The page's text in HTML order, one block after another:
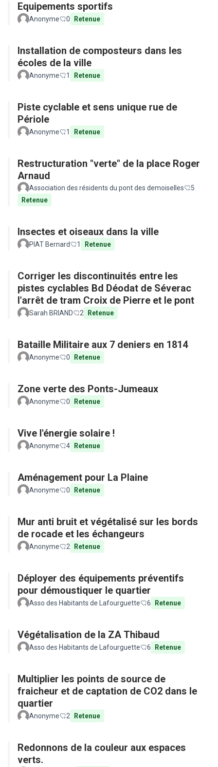
Equipements sportifs
Anonyme 0 Retenue
Installation de composteurs dans les
écoles de la ville
Anonyme 1 Retenue
Piste cyclable et sens unique rue de
Périole
Anonyme 1 Retenue
Restructuration "verte" de la place Roger
Arnaud
Association des résidents du pont des demoiselles
5
Retenue
Insectes et oiseaux dans la ville
PIAT Bernard 1 Retenue
Corriger les discontinuités entre les
pistes cyclables Bd Déodat de Séverac
l'arrêt de tram Croix de Pierre et le pont
Sarah BRIAND 2 Retenue
Bataille Militaire aux 7 deniers en 1814
Anonyme 0 Retenue
Zone verte des Ponts-Jumeaux
Anonyme 0 Retenue
Vive l'énergie solaire !
Anonyme 4 Retenue
Aménagement pour La Plaine
Anonyme 0 Retenue
Mur anti bruit et végétalisé sur les bords
de rocade et les échangeurs
Anonyme 2 Retenue
Déployer des équipements préventifs
pour démoustiquer le quartier
Asso des Habitants de Lafourguette 6 Retenue
Végétalisation de la ZA Thibaud
Asso des Habitants de Lafourguette 6 Retenue
Multiplier les points de source de
fraicheur et de captation de CO2 dans le
quartier
Anonyme 2 Retenue
Redonnons de la couleur aux espaces
verts.